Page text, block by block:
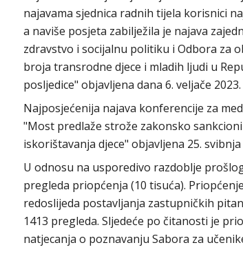
najavama sjednica radnih tijela korisnici
a naviše posjeta zabilježila je najava
zdravstvo i socijalnu politiku i Odbora za
broja transrodne djece i mladih ljudi u
posljedice" objavljena dana 6. veljače 2023.
Najposjećenija najava konferencije za
"Most predlaže strože zakonsko
iskorištavanja djece" objavljena 25.
U odnosu na usporedivo razdoblje
pregleda priopćenja (10 tisuća).
redoslijeda postavljanja zastupničkih
1413 pregleda. Sljedeće po čitanosti je
natjecanja o poznavanju Sabora za